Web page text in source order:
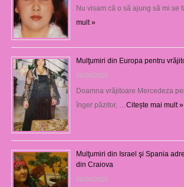
Nu visam că o să ajung să mi se
mult »
Mulţumiri din Europa pentru
09/08/2026
Doamna vrăjitoare Mercedeza
înger păzitor, … Citește mai mult »
Mulţumiri din Israel şi Spania
din Craiova
08/08/2026